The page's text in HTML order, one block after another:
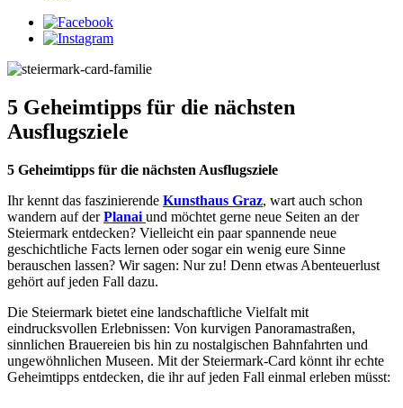
5 Geheimtipps für die nächsten
Ausflugsziele
5 Geheimtipps für die nächsten Ausflugsziele
Ihr kennt das faszinierende Kunsthaus Graz, wart auch schon
wandern auf derPlanai und möchtet gerne neue Seiten an der
Steiermark entdecken? Vielleicht ein paar spannende neue
geschichtliche Facts lernen oder sogar ein wenig eure Sinne
berauschen lassen? Wir sagen: Nur zu! Denn etwas Abenteuerlust
gehört auf jeden Fall dazu.
Die Steiermark bietet eine landschaftliche Vielfalt mit
eindrucksvollen Erlebnissen: Von kurvigen Panoramastraßen,
sinnlichen Brauereien bis hin zu nostalgischen Bahnfahrten und
ungewöhnlichen Museen. Mit der Steiermark-Card könnt ihr echte
Geheimtipps entdecken, die ihr auf jeden Fall einmal erleben müsst: